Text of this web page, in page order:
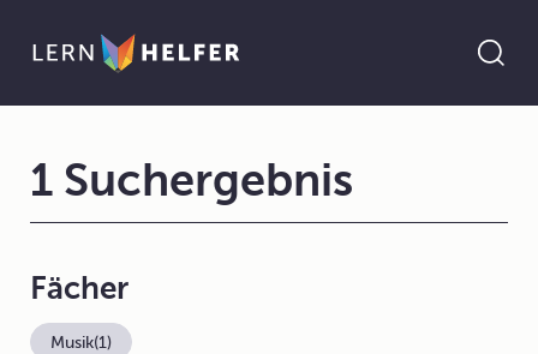
1 Suchergebnis
Fächer
Musik(1)